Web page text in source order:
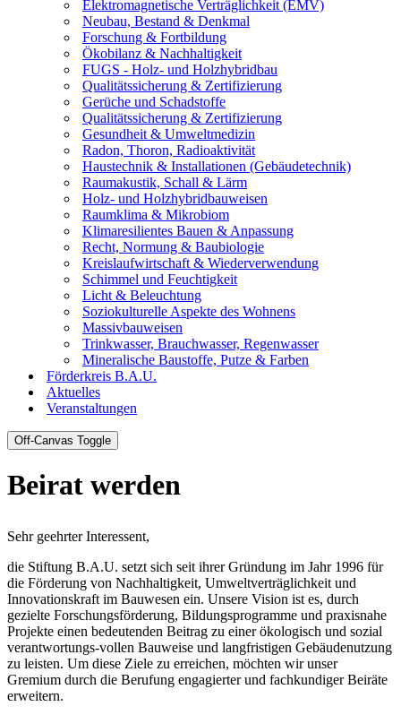
Elektromagnetische Verträglichkeit (EMV)
Neubau, Bestand & Denkmal
Forschung & Fortbildung
Ökobilanz & Nachhaltigkeit
FUGS - Holz- und Holzhybridbau
Qualitätssicherung & Zertifizierung
Gerüche und Schadstoffe
Qualitätssicherung & Zertifizierung
Gesundheit & Umweltmedizin
Radon, Thoron, Radioaktivität
Haustechnik & Installationen (Gebäudetechnik)
Raumakustik, Schall & Lärm
Holz- und Holzhybridbauweisen
Raumklima & Mikrobiom
Klimaresilientes Bauen & Anpassung
Recht, Normung & Baubiologie
Kreislaufwirtschaft & Wiederverwendung
Schimmel und Feuchtigkeit
Licht & Beleuchtung
Soziokulturelle Aspekte des Wohnens
Massivbauweisen
Trinkwasser, Brauchwasser, Regenwasser
Mineralische Baustoffe, Putze & Farben
Förderkreis B.A.U.
Aktuelles
Veranstaltungen
Off-Canvas Toggle
Beirat werden
Sehr geehrter Interessent,
die Stiftung B.A.U. setzt sich seit ihrer Gründung im Jahr 1996 für
die Förderung von Nachhaltigkeit, Umweltverträglichkeit und
Innovationskraft im Bauwesen ein. Unsere Vision ist es, durch
gezielte Forschungsförderung, Bildungsprogramme und praxisnahe
Projekte einen bedeutenden Beitrag zu einer ökologisch und sozial
verantwortungs-vollen Bauweise und langfristigen Gebäudenutzung
zu leisten. Um diese Ziele zu erreichen, möchten wir unser
Gremium durch die Berufung engagierter und fachkundiger Beiräte
erweitern.